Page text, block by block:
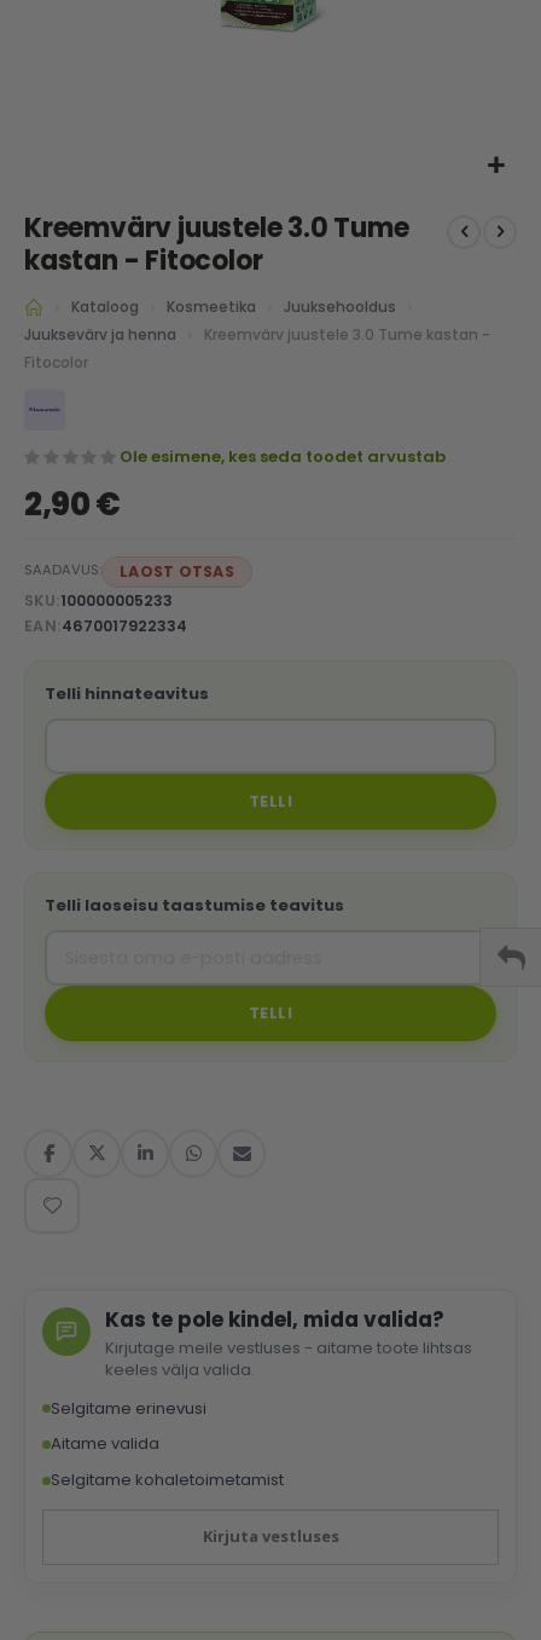
to
the
beginning
of
the
images
Kreemvärv juustele 3.0 Tume
kastan - Fitocolor
Kataloog Kosmeetika
Juuksehooldus
Juuksevärv ja henna
Kreemvärv juustele 3.0 Tume kastan -
Fitocolor
Ole esimene, kes seda toodet arvustab
2,90 €
SAADAVUS:
LAOST OTSAS
SKU 100000005233
EAN 4670017922334
Telli hinnateavitus
TELLI
Telli laoseisu taastumise teavitus
TELLI
Kas te pole kindel, mida valida?
Kirjutage meile vestluses - aitame toote lihtsas
keeles välja valida.
Selgitame erinevusi
Aitame valida
Selgitame kohaletoimetamist
Kirjuta vestluses